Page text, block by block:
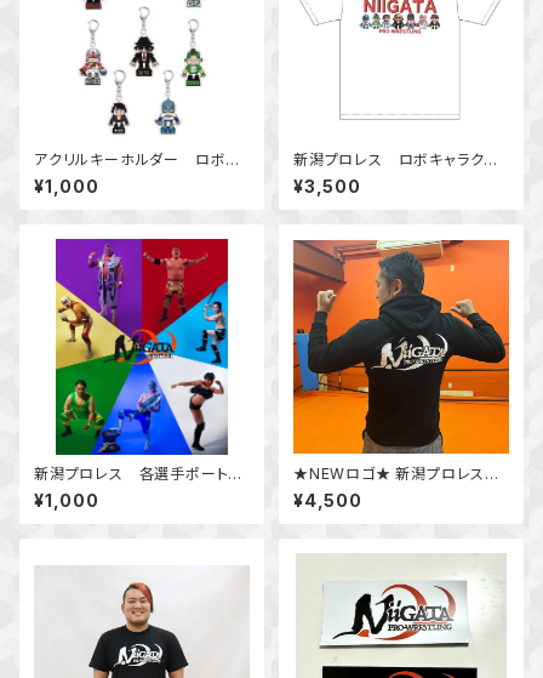
アクリルキーホルダー ロボキ
ャラクター
¥1,000
新潟プロレス ロボキャラクタ
ーTシャツ
¥3,500
新潟プロレス 各選手ポートレ
ート
¥1,000
★NEWロゴ★ 新潟プロレスオ
リジナルパーカー
¥4,500